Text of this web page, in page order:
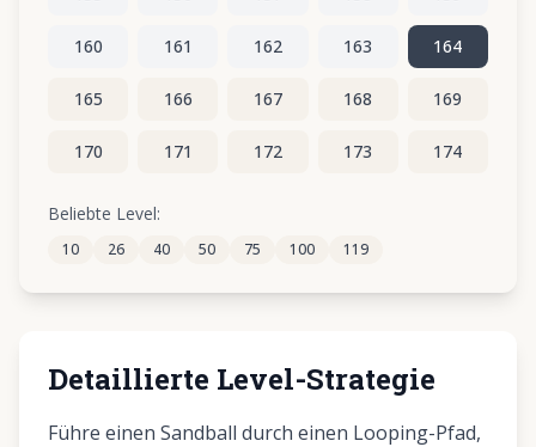
160 161 162 163 164
165 166 167 168 169
170 171 172 173 174
175
180 181 182 183
Beliebte Level:
10 26 40 50 75 100 119
Detaillierte Level-Strategie
Führe einen Sandball durch einen Looping-Pfad,